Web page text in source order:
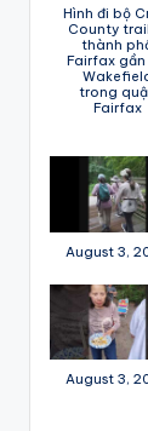
Hình đi bộ
County
thành
Fairfax gần
trong
Fairfax
August 3,
August 3,